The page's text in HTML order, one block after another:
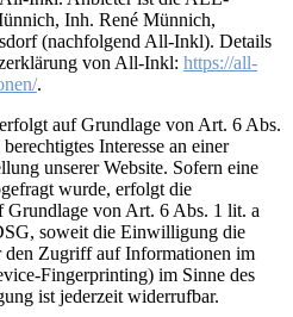
Inh. René Münnich,
(nachfolgend All-Inkl). Details
von All-Inkl: https://all-
.
auf Grundlage von Art. 6 Abs.
Interesse an einer
unserer Website. Sofern eine
wurde, erfolgt die
Grundlage von Art. 6 Abs. 1 lit. a
soweit die Einwilligung die
den Zugriff auf Informationen im
Fingerprinting) im Sinne des
ist jederzeit widerrufbar.